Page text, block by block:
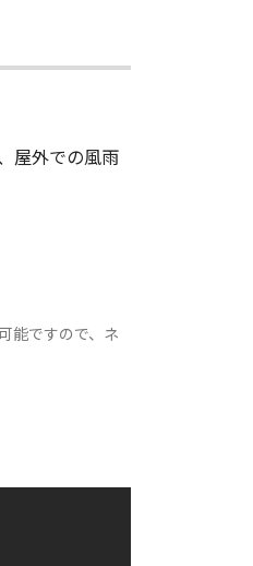
屋外での風雨
能ですので、ネ